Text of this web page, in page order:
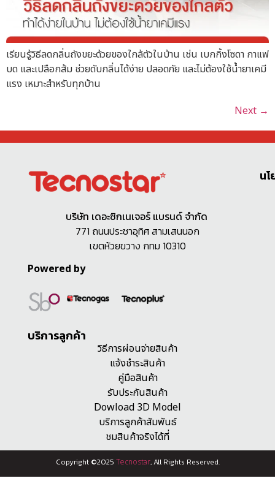
เรียนรู้วิธีลดกลิ่นถังขยะด้วยของใกล้ตัวในบ้าน เช่น เบกกิ้งโซดา กาแฟ
บด และเปลือกส้ม ช่วยดับกลิ่นได้ง่าย ปลอดภัย และไม่ต้องใช้น้ำยาเคมี
แรง เหมาะสำหรับทุกบ้าน
Next →
บริษัท เดอะซิกเนเจอร์ แบรนด์ จำกัด
771 ถนนประชาอุทิศ สามเสนนอก
เขตห้วยขวาง กทม 10310
Powered by
บริการลูกค้า
วิธีการผ่อนจ่ายสินค้า
แจ้งชำระสินค้า
คู่มือสินค้า
รับประกันสินค้า
Dowload 3D Model
บริการลูกค้าสัมพันธ์
ชมสินค้าจริงได้ที่
น
Copyright ©2025 Tecnostar, All Rights Reserved.